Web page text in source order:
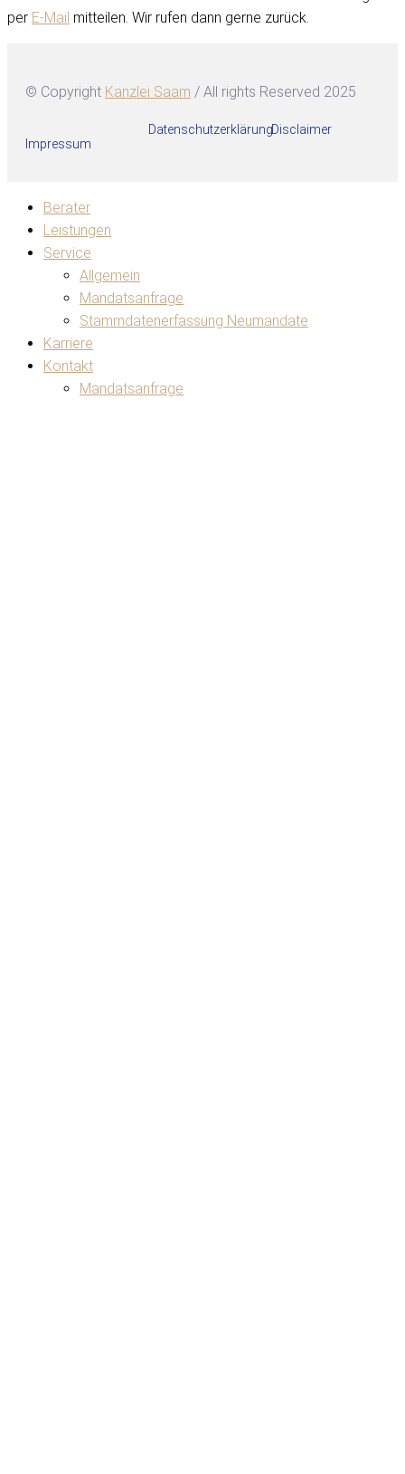
per E-Mail mitteilen. Wir rufen dann gerne zurück.
© Copyright Kanzlei Saam / All rights Reserved 2025
Impressum
DatenschutzerklärungDisclaimer
Berater
Leistungen
Service
Allgemein
Mandatsanfrage
Stammdatenerfassung Neumandate
Karriere
Kontakt
Mandatsanfrage